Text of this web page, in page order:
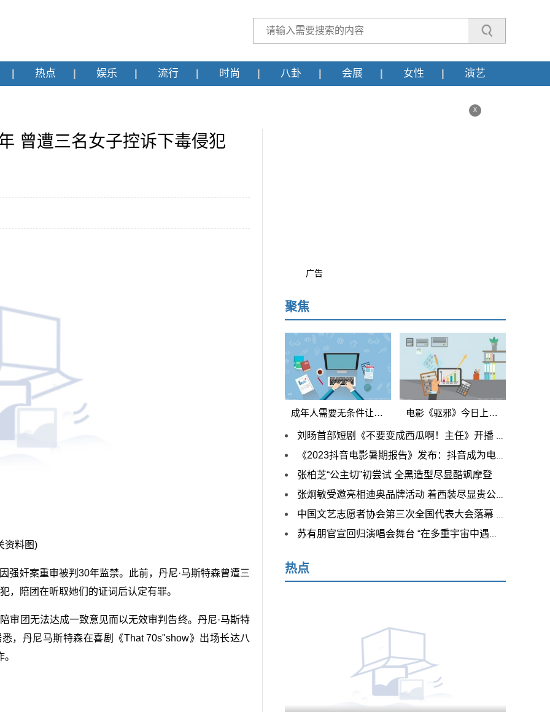
热点 娱乐 流行 时尚 八卦 会展 女性 演艺
曾遭三名女子控诉下毒侵犯
资料图)
强奸案重审被判30年监禁。此前，丹尼·马斯特森曾遭三
，陪团在听取她们的证词后认定有罪。
审团无法达成一致意见而以无效审判告终。丹尼·马斯特
，丹尼马斯特森在喜剧《That 70s"show》出场长达八
x
广告
聚焦
成年人需要无条件让着小孩吗 《童话》马丽坦言不能因孩子哭就让步 电影《驱邪》今日上线！于震、金巧巧上演捉“鬼”大戏
刘旸首部短剧《不要变成西瓜啊！主任》开播 “编演”合一期待值拉满
《2023抖音电影暑期报告》发布：抖音成为电影宣发“必选项”
张柏芝“公主切”初尝试 全黑造型尽显酷飒摩登
张炯敏受邀亮相迪奥品牌活动 着西装尽显贵公子气质
中国文艺志愿者协会第三次全国代表大会落幕 歌手平安连任协会理事
苏有朋官宣回归演唱会舞台 “在多重宇宙中遇见你”探索音乐无限可能性
热点